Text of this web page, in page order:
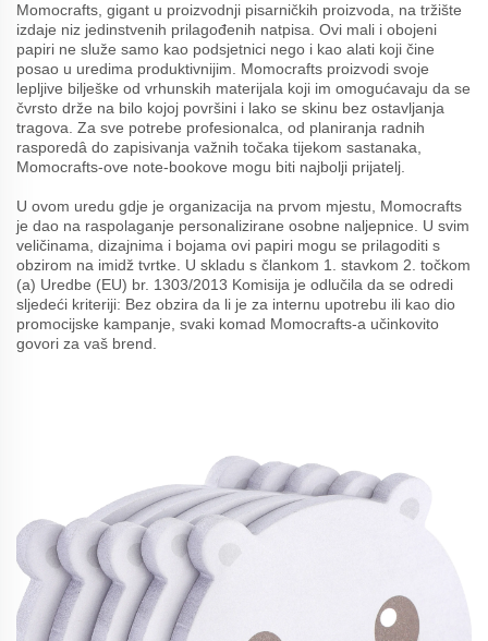
Momocrafts, gigant u proizvodnji pisarničkih proizvoda, na tržište
izdaje niz jedinstvenih prilagođenih natpisa. Ovi mali i obojeni
papiri ne služe samo kao podsjetnici nego i kao alati koji čine
posao u uredima produktivnijim. Momocrafts proizvodi svoje
lepljive bilješke od vrhunskih materijala koji im omogućavaju da se
čvrsto drže na bilo kojoj površini i lako se skinu bez ostavljanja
tragova. Za sve potrebe profesionalca, od planiranja radnih
rasporedâ do zapisivanja važnih točaka tijekom sastanaka,
Momocrafts-ove note-bookove mogu biti najbolji prijatelj.
U ovom uredu gdje je organizacija na prvom mjestu, Momocrafts
je dao na raspolaganje personalizirane osobne naljepnice. U svim
veličinama, dizajnima i bojama ovi papiri mogu se prilagoditi s
obzirom na imidž tvrtke. U skladu s člankom 1. stavkom 2. točkom
(a) Uredbe (EU) br. 1303/2013 Komisija je odlučila da se odredi
sljedeći kriteriji: Bez obzira da li je za internu upotrebu ili kao dio
promocijske kampanje, svaki komad Momocrafts-a učinkovito
govori za vaš brend.